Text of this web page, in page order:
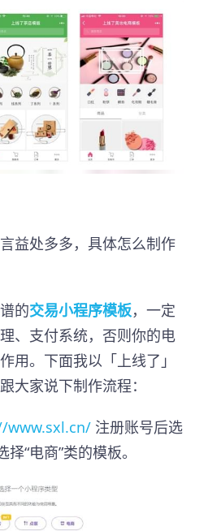
益处多多，具体怎么制作
的交易小程序模板，一定
、支付系统，否则你的电
用。下面我以「上线了」
大家说下制作流程：
www.sxl.cn/ 注册账号后选
“电商”类的模板。